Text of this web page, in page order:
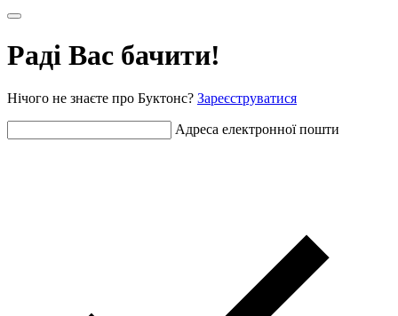
Раді Вас бачити!
Нічого не знаєте про Буктонс? Зареєструватися
Адреса електронної пошти